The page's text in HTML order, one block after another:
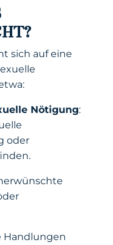
sich auf eine
Nötigung:
oder
Handlungen